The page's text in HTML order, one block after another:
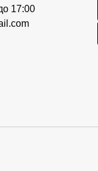
17:00